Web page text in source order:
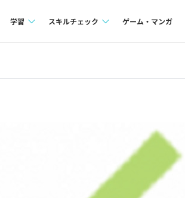
学習 スキルチェック ゲーム・マンガ